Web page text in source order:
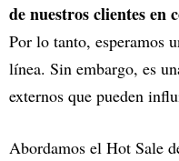
de nuestros clientes en
Por lo tanto, esperamos
línea. Sin embargo, es
externos que pueden
Abordamos el Hot Sale